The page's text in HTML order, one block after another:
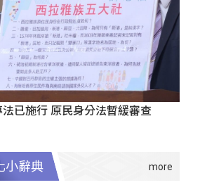
已施行 原民身分法暫緩審查
小辭典